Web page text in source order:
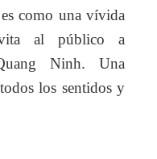
como una vívida
al público a
Ninh. Una
los sentidos y